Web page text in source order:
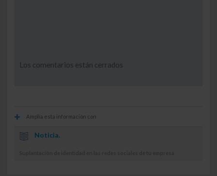
Los comentarios están cerrados
Amplía esta información con
Noticia.